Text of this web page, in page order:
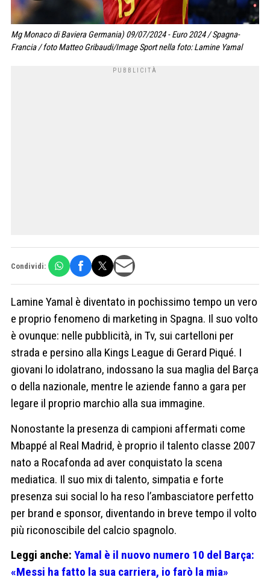
Mg Monaco di Baviera Germania) 09/07/2024 - Euro 2024 / Spagna-
Francia / foto Matteo Gribaudi/Image Sport nella foto: Lamine Yamal
Condividi:
Lamine Yamal è diventato in pochissimo tempo un vero
e proprio fenomeno di marketing in Spagna. Il suo volto
è ovunque: nelle pubblicità, in Tv, sui cartelloni per
strada e persino alla Kings League di Gerard Piqué. I
giovani lo idolatrano, indossano la sua maglia del Barça
o della nazionale, mentre le aziende fanno a gara per
legare il proprio marchio alla sua immagine.
Nonostante la presenza di campioni affermati come
Mbappé al Real Madrid, è proprio il talento classe 2007
nato a Rocafonda ad aver conquistato la scena
mediatica. Il suo mix di talento, simpatia e forte
presenza sui social lo ha reso l’ambasciatore perfetto
per brand e sponsor, diventando in breve tempo il volto
più riconoscibile del calcio spagnolo.
Leggi anche: Yamal è il nuovo numero 10 del Barça:
«Messi ha fatto la sua carriera, io farò la mia»